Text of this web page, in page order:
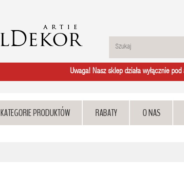
Uwaga! Nasz sklep działa wyłącznie
KATEGORIE PRODUKTÓW RABATY O NAS